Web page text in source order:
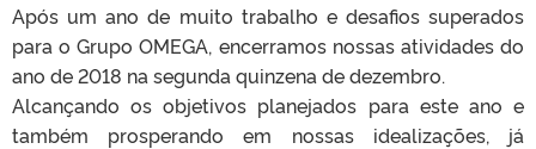
Após um ano de muito trabalho e desafios superados
para o Grupo OMEGA, encerramos nossas atividades do
ano de 2018 na segunda quinzena de dezembro.
Alcançando os objetivos planejados para este ano e
também prosperando em nossas idealizações, já